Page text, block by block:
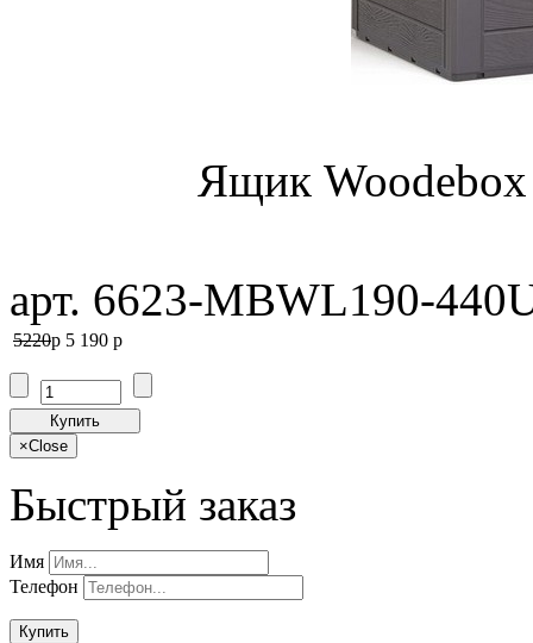
Ящик Woodebox
арт. 6623-MBWL190-
5220p 5 190 p
Купить
×Close
Быстрый заказ
Имя
Телефон
Купить